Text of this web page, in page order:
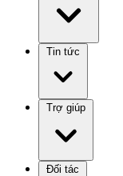
Tin tức
Trợ giúp
Đối tác